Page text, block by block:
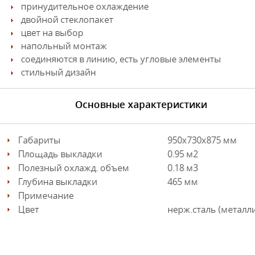
принудительное охлаждение
двойной стеклопакет
цвет на выбор
напольный монтаж
соединяются в линию, есть угловые элементы
стильный дизайн
Основные характеристики
Габариты
950х730х875 мм
Площадь выкладки
0.95 м2
Полезный охлажд. объем
0.18 м3
Глубина выкладки
465 мм
Примечание
Цвет
нерж.сталь